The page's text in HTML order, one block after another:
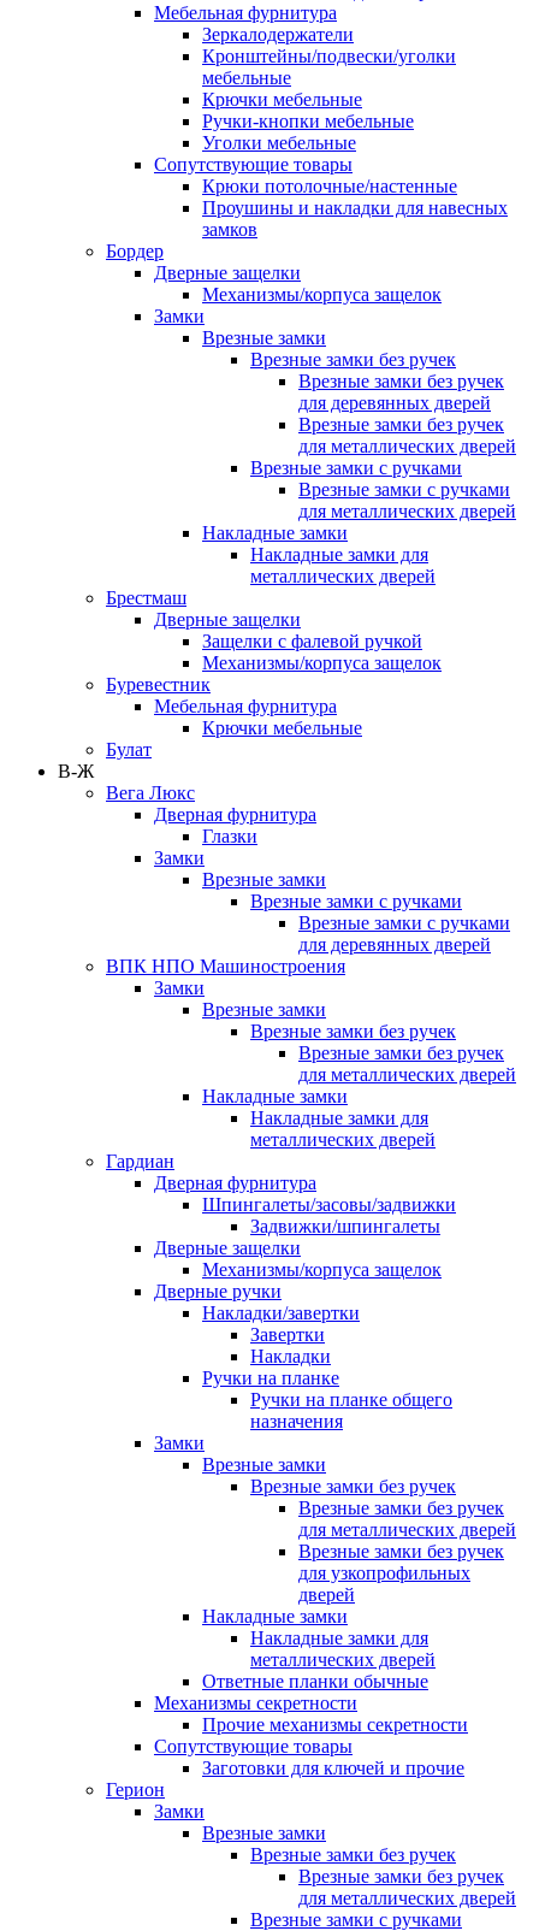
Мебельная фурнитура
Зеркалодержатели
Кронштейны/подвески/уголки
мебельные
Крючки мебельные
Ручки-кнопки мебельные
Уголки мебельные
Сопутствующие товары
Крюки потолочные/настенные
Проушины и накладки для навесных
замков
Бордер
Дверные защелки
Механизмы/корпуса защелок
Замки
Врезные замки
Врезные замки без ручек
Врезные замки без ручек
для деревянных дверей
Врезные замки без ручек
для металлических дверей
Врезные замки с ручками
Врезные замки с ручками
для металлических дверей
Накладные замки
Накладные замки для
металлических дверей
Брестмаш
Дверные защелки
Защелки с фалевой ручкой
Механизмы/корпуса защелок
Буревестник
Мебельная фурнитура
Крючки мебельные
Булат
В-Ж
Вега Люкс
Дверная фурнитура
Глазки
Замки
Врезные замки
Врезные замки с ручками
Врезные замки с ручками
для деревянных дверей
ВПК НПО Машиностроения
Замки
Врезные замки
Врезные замки без ручек
Врезные замки без ручек
для металлических дверей
Накладные замки
Накладные замки для
металлических дверей
Гардиан
Дверная фурнитура
Шпингалеты/засовы/задвижки
Задвижки/шпингалеты
Дверные защелки
Механизмы/корпуса защелок
Дверные ручки
Накладки/завертки
Завертки
Накладки
Ручки на планке
Ручки на планке общего
назначения
Замки
Врезные замки
Врезные замки без ручек
Врезные замки без ручек
для металлических дверей
Врезные замки без ручек
для узкопрофильных
дверей
Накладные замки
Накладные замки для
металлических дверей
Ответные планки обычные
Механизмы секретности
Прочие механизмы секретности
Сопутствующие товары
Заготовки для ключей и прочие
Герион
Замки
Врезные замки
Врезные замки без ручек
Врезные замки без ручек
для металлических дверей
Врезные замки с ручками